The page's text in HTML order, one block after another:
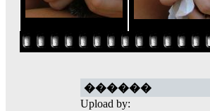
������
Upload by: